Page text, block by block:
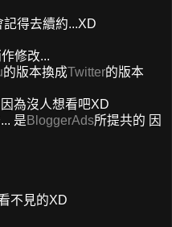
得去續約...XD
修改...
的版本換成Twitter的版本
為沒人想看吧XD
是 BloggerAds所提共的 因
不見的XD